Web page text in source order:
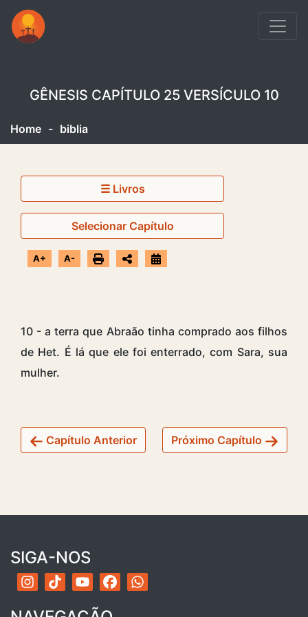
GÊNESIS CAPÍTULO 25 VERSÍCULO 10
Home - biblia
☰ Livros
Selecionar Capítulo
A+ A-
10 - a terra que Abraão tinha comprado aos filhos
de Het. É lá que ele foi enterrado, com Sara, sua
mulher.
Capítulo Anterior Próximo Capítulo
SIGA-NOS